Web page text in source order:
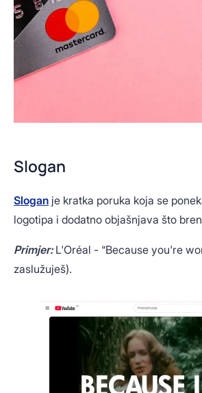
Slogan
Slogan je kratka poruka koja se
logotipa i dodatno objašnjava što
Primjer: L'Oréal - “Because you're
zaslužuješ).